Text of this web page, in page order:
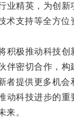
精英，为创新
术支持等全方位
极推动科技创
密切合作，构
者提供更多机会
科技进步的重
来。